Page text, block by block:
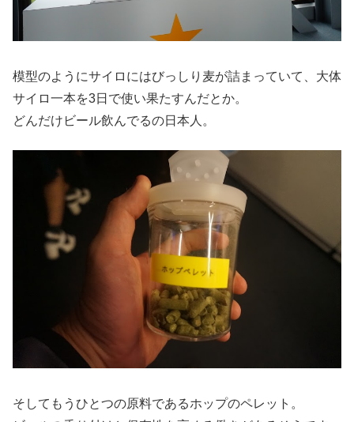
模型のようにサイロにはびっしり麦が詰まっていて、大体
サイロ一本を3日で使い果たすんだとか。
どんだけビール飲んでるの日本人。
そしてもうひとつの原料であるホップのペレット。